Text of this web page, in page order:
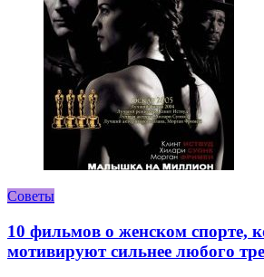
Советы
10 фильмов о женском спорте,
мотивируют сильнее любого